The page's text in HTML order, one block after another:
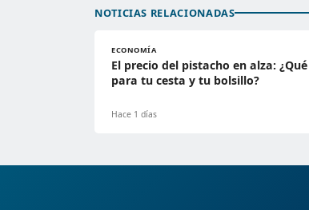
NOTICIAS RELACIONADAS
ECONOMÍA
El precio del pistacho en alza:
para tu cesta y tu bolsillo?
Hace 1 días